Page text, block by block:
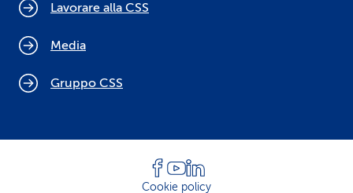
Lavorare alla CSS
Media
Gruppo CSS
Cookie policy